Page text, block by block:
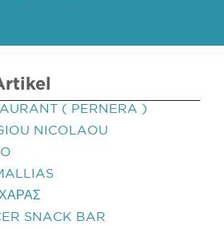
( PERNERA )
NICOLAOU
SNACK BAR